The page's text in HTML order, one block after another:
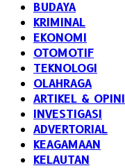
BUDAYA
KRIMINAL
EKONOMI
OTOMOTIF
TEKNOLOGI
OLAHRAGA
ARTIKEL & OPINI
INVESTIGASI
ADVERTORIAL
KEAGAMAAN
KELAUTAN